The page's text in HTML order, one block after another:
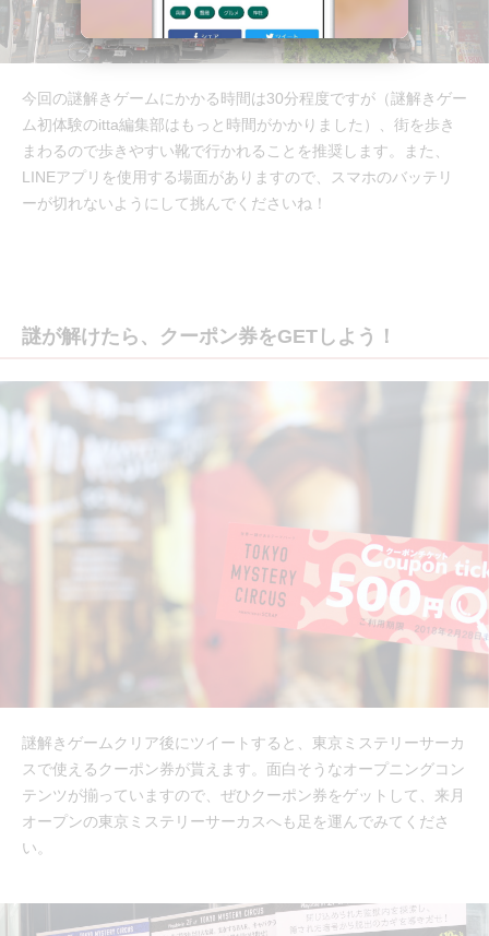
今回の謎解きゲームにかかる時間は30分程度ですが（謎解きゲー
ム初体験のitta編集部はもっと時間がかかりました）、街を歩き
まわるので歩きやすい靴で行かれることを推奨します。また、
LINEアプリを使用する場面がありますので、スマホのバッテリ
ーが切れないようにして挑んでくださいね！
謎が解けたら、クーポン券をGETしよう！
謎解きゲームクリア後にツイートすると、東京ミステリーサーカ
スで使えるクーポン券が貰えます。面白そうなオープニングコン
テンツが揃っていますので、ぜひクーポン券をゲットして、来月
オープンの東京ミステリーサーカスへも足を運んでみてくださ
い。